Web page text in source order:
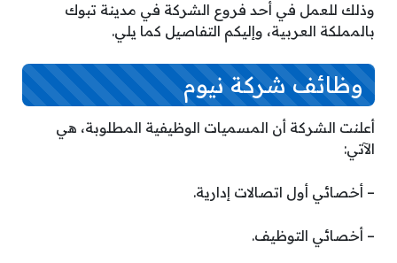
وذلك للعمل في أحد فروع الشركة في مدينة تبوك
بالمملكة العربية، وإليكم التفاصيل كما يلي.
وظائف شركة نيوم
أعلنت الشركة أن المسميات الوظيفية المطلوبة، هي
الآتي:
– أخصائي أول اتصالات إدارية.
– أخصائي التوظيف.